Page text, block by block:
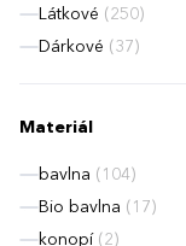
Látkové (250)
Dárkové (37)
Materiál
bavlna (104)
Bio bavlna (17)
konopí(2)